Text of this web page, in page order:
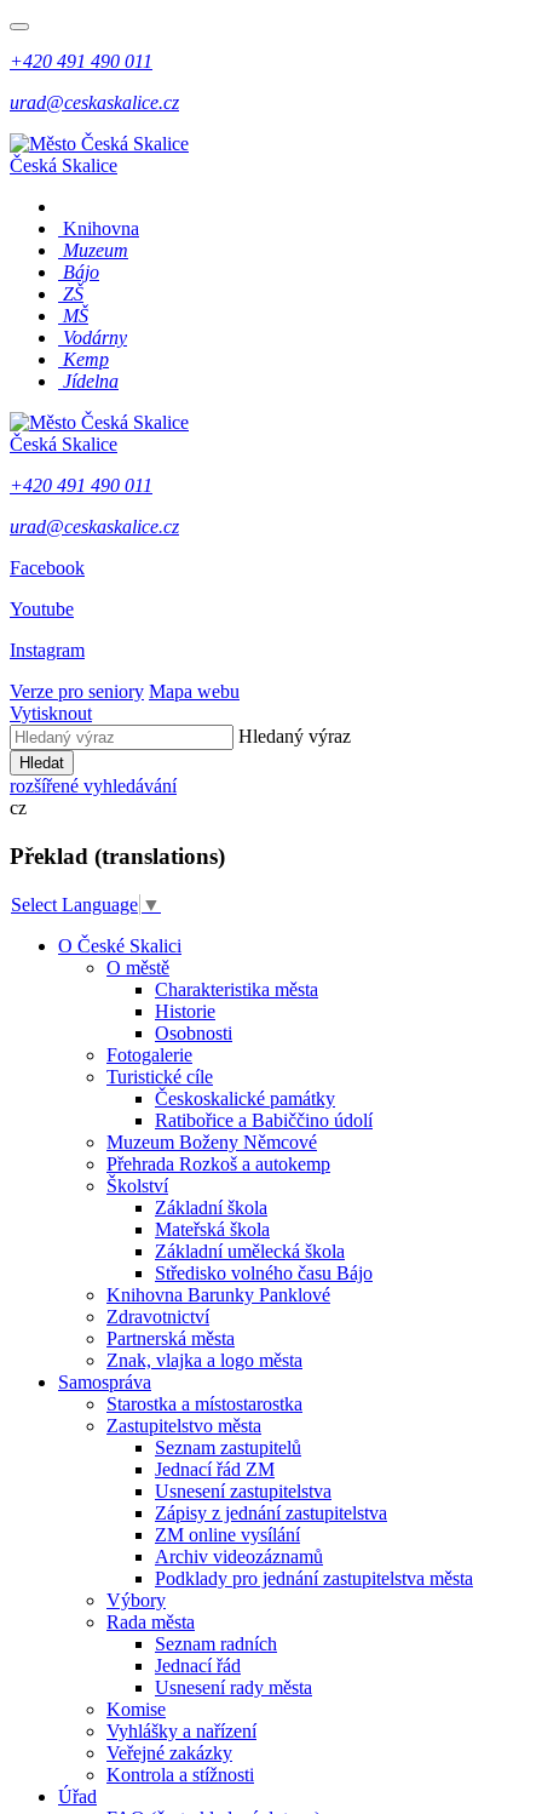
+420 491 490 011
urad@ceskaskalice.cz
Česká Skalice
Knihovna
Muzeum
Bájo
ZŠ
MŠ
Vodárny
Kemp
Jídelna
Česká Skalice
+420 491 490 011
urad@ceskaskalice.cz
Facebook
Youtube
Instagram
Verze pro seniory Mapa webu
Vytisknout
Hledaný výraz
Hledat
rozšířené vyhledávání
cz
Překlad (translations)
Select Language ▼
O České Skalici
O městě
Charakteristika města
Historie
Osobnosti
Fotogalerie
Turistické cíle
Českoskalické památky
Ratibořice a Babiččino údolí
Muzeum Boženy Němcové
Přehrada Rozkoš a autokemp
Školství
Základní škola
Mateřská škola
Základní umělecká škola
Středisko volného času Bájo
Knihovna Barunky Panklové
Zdravotnictví
Partnerská města
Znak, vlajka a logo města
Samospráva
Starostka a místostarostka
Zastupitelstvo města
Seznam zastupitelů
Jednací řád ZM
Usnesení zastupitelstva
Zápisy z jednání zastupitelstva
ZM online vysílání
Archiv videozáznamů
Podklady pro jednání zastupitelstva města
Výbory
Rada města
Seznam radních
Jednací řád
Usnesení rady města
Komise
Vyhlášky a nařízení
Veřejné zakázky
Kontrola a stížnosti
Úřad